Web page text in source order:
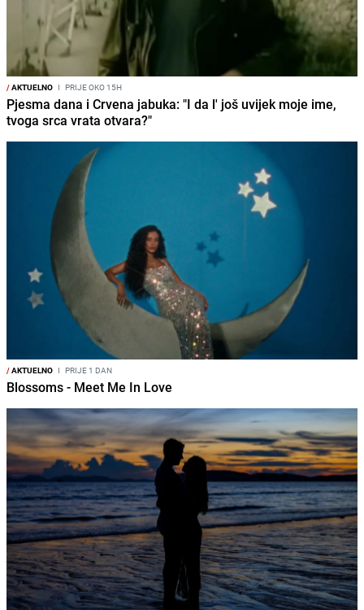
/AKTUELNO I PRIJE OKO 15H
Pjesma dana i Crvena jabuka: "I da l' još uvijek moje ime,
tvoga srca vrata otvara?"
/AKTUELNO I PRIJE 1 DAN
Blossoms - Meet Me In Love